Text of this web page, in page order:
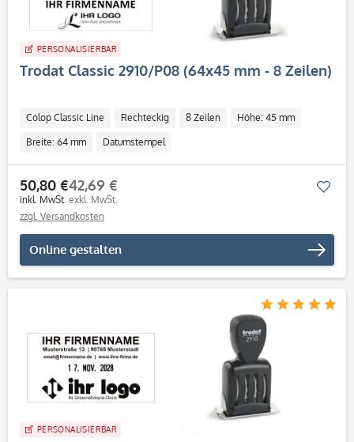
PERSONALISIERBAR
Trodat Classic 2910/P08 (64x45 mm - 8 Zeilen)
Colop Classic Line Rechteckig 8 Zeilen Höhe: 45 mm
Breite: 64 mm Datumstempel
50,80 €
inkl. MwSt.
42,69 €
exkl. MwSt.
zzgl. Versandkosten
Online gestalten
PERSONALISIERBAR